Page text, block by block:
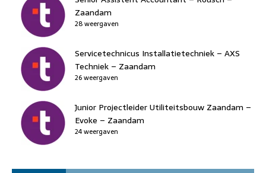
Zaandam
28 weergaven
Servicetechnicus Installatietechniek – AXS
Techniek – Zaandam
26 weergaven
Junior Projectleider Utiliteitsbouw Zaandam –
Evoke – Zaandam
24 weergaven